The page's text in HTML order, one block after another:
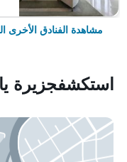
مشاهدة الفنادق الأخرى
استكشفجزيرة